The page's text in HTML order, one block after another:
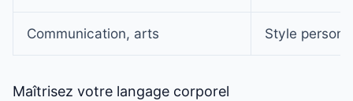
Communication, arts Style
Maîtrisez votre langage corporel